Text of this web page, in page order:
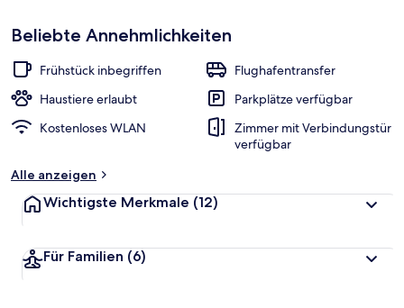
beliebt
b
w
e
r
e
Beliebte Annehmlichkeiten
Frühstück inbegriffen
Flughafentransfer
Haustiere erlaubt
Parkplätze verfügbar
Kostenloses WLAN
Zimmer mit Verbindungstür
verfügbar
Alle anzeigen
Wichtigste Merkmale (12)
Für Familien (6)